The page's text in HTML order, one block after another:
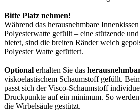
Bitte Platz nehmen!
Während das herausnehmbare
Polyesterwatte gefüllt – eine stützende
bietet, sind die breiten Ränder weich
Polyester Watte gefüttert.
Optional erhalten Sie das
viskoelastischem Schaumstoff gefüllt.
passt sich der Visco-Schaumstoff
Druckpunkte auf ein minimum. So
die Wirbelsäule gestützt.